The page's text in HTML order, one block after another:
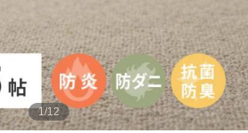
1/12